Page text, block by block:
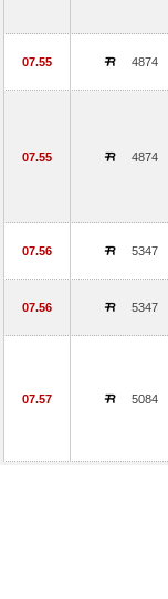
07.55 4874
07.55 4874
07.56 5347
07.56 5347
07.57 5084